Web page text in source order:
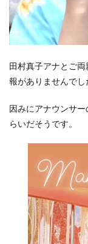
田村真子アナとご
報がありませんでし
因みにアナウンサ
らいだそうです。